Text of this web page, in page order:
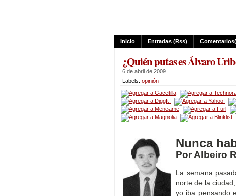
Inicio Entradas (rss)
¿Quién putas es Álvaro
6 de abril de 2009
Labels: opinión
Nunca
Por Albeiro
La semana
norte de la
yo iba pensando